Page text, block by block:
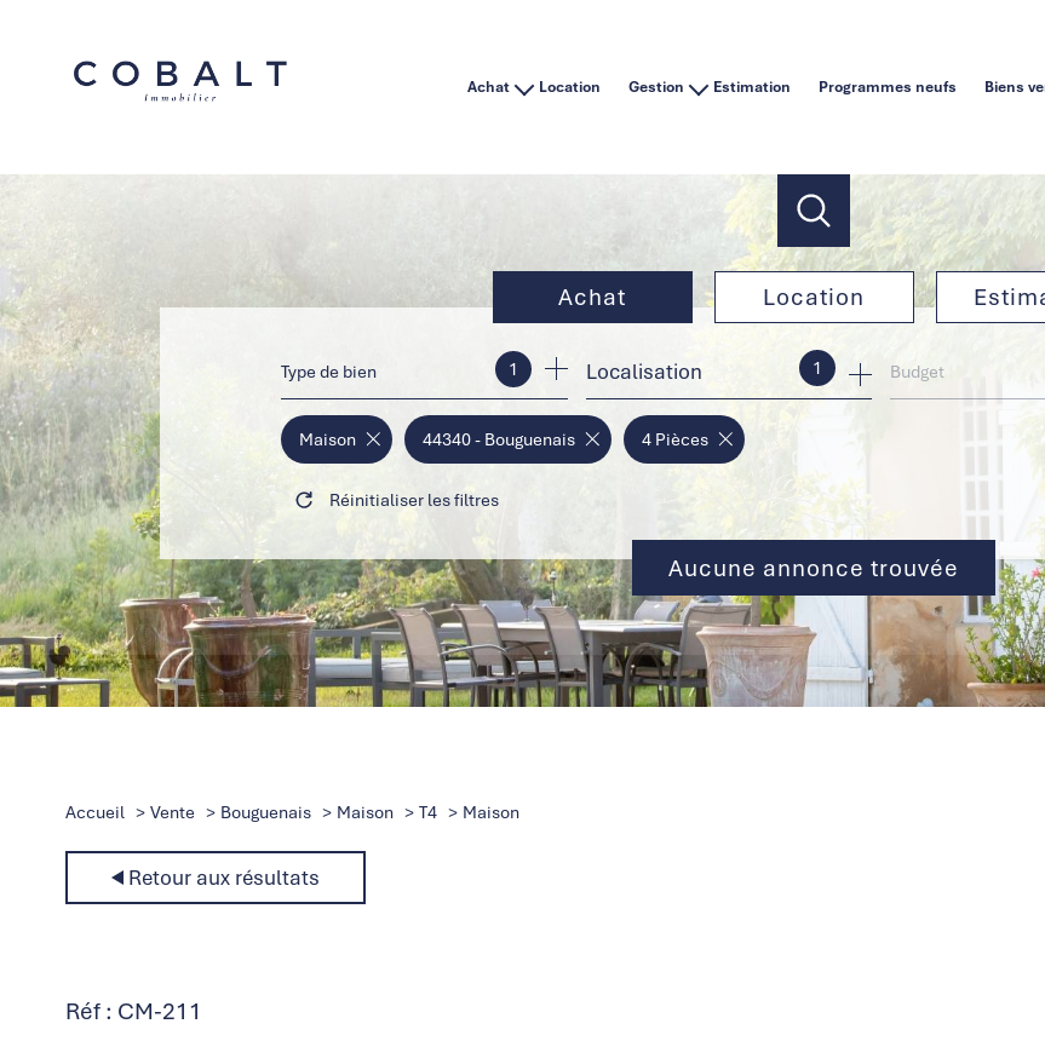
Achat Location Gestion Estimation Programmes neufs Biens
Achat
de l'ancien
de l'immo pro
Location
à l'année
Type de bien 1 1
Localisation Budget
Aucune annonce trouvée
Maison 44340 - Bouguenais 4 Pièces
Réinitialiser les filtres
Accueil Vente Bouguenais Maison T4 Maison
Retour aux résultats
Réf : CM-211